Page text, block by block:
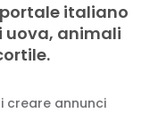
italiano
uova, animali
creare annunci